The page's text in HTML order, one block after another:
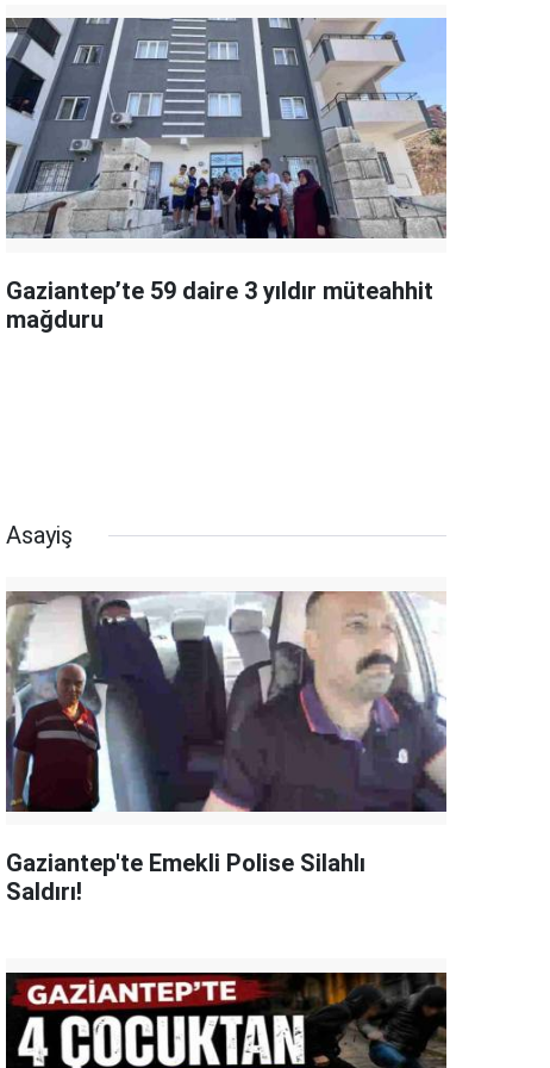
Gaziantep’te 59 daire 3 yıldır müteahhit
mağduru
Asayiş
Gaziantep'te Emekli Polise Silahlı
Saldırı!